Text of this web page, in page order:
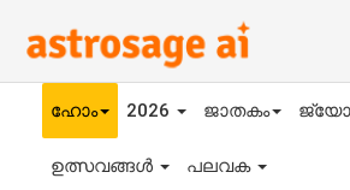
ഹോം 2026 ജാതകം
ഉത്സവങ്ങൾ പലവക